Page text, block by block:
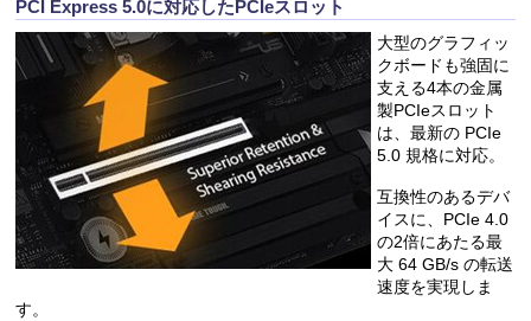
PCI Express 5.0に対応したPCIeスロット
大型のグラフィッ
クボードも強固に
支える4本の金属
製PCIeスロット
は、最新の PCIe
5.0 規格に対応。
互換性のあるデバ
イスに、PCIe 4.0
の2倍にあたる最
大 64 GB/s の転送
速度を実現しま
す。